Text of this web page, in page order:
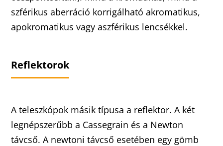
szférikus aberráció korrigálható akromatikus,
apokromatikus vagy aszférikus lencsékkel.
Reflektorok
A teleszkópok másik típusa a reflektor. A két
legnépszerűbb a Cassegrain és a Newton
távcső. A newtoni távcső esetében egy gömb